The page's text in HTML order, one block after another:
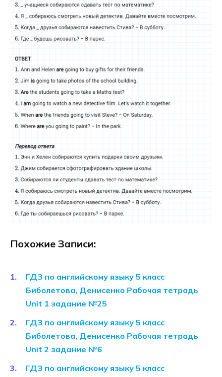
Похожие Записи:
ГДЗ по английскому языку 5 класс
Биболетова, Денисенко Рабочая тетрадь
Unit 1 задание №25
ГДЗ по английскому языку 5 класс
Биболетова, Денисенко Рабочая тетрадь
Unit 2 задание №6
ГДЗ по английскому языку 5 класс